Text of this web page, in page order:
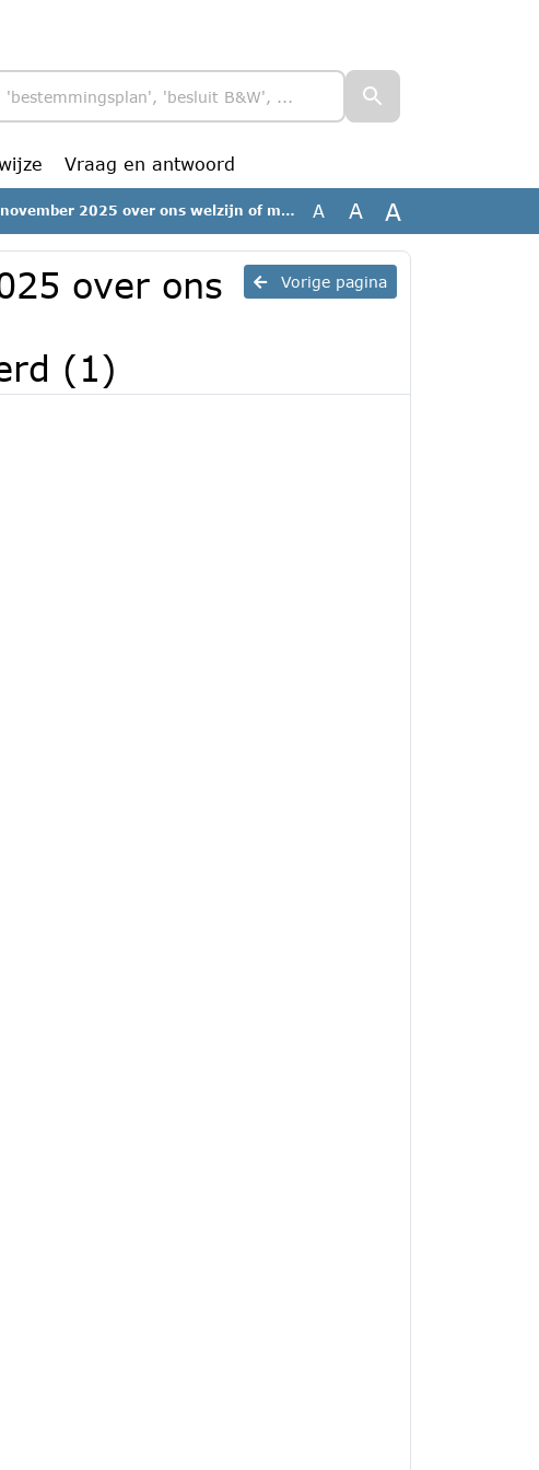
Vraag en antwoord
over ons welzijn of malaise versus windturbines_geanonimiseerd (1) A A A
Vorige pagina
over ons
(1)